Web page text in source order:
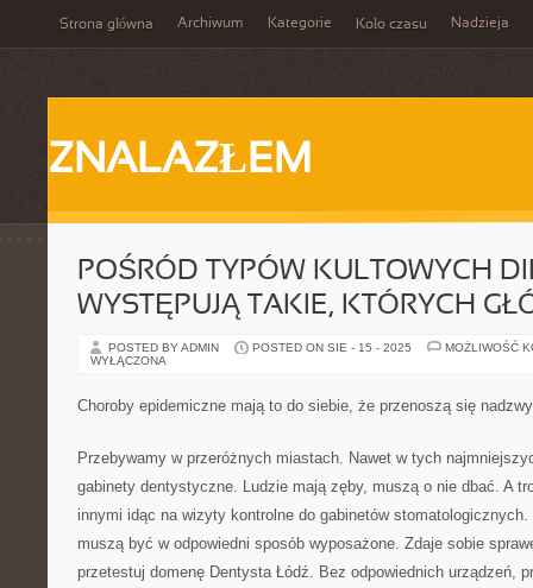
Strona główna Archiwum Kategorie Koło czasu Nadzieja
ZNALAZŁEM
POŚRÓD TYPÓW KULTOWYCH
WYSTĘPUJĄ TAKIE, KTÓRYCH
POSTED BY ADMIN POSTED ON SIE - 15 - 2025
MOŻLIWOŚĆ
WYŁĄCZONA
Choroby epidemiczne mają to do siebie, że przenoszą się
Przebywamy w przeróżnych miastach. Nawet w tych
gabinety dentystyczne. Ludzie mają zęby, muszą o nie dbać. A
innymi idąc na wizyty kontrolne do gabinetów
muszą być w odpowiedni sposób wyposażone. Zdaje sobie
przetestuj domenę Dentysta Łódź. Bez odpowiednich urządzeń,